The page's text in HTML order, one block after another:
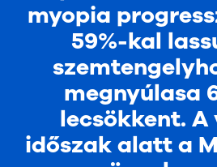
myopia
59%-kal
megnyúlasa
lecsökkent.
időszak alatt a